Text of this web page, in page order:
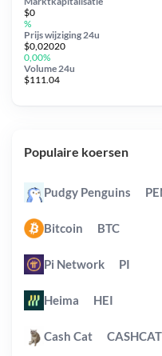
Prijs wijziging 24u
$0,02020
0,00%
$0
%
Volume 24u
$111.04
Populaire koersen
Pudgy Penguins
Bitcoin BTC
Pi Network PI
Heima HEI
Cash Cat CASHCAT